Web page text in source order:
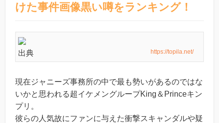
けた事件画像黒い噂をランキング！
出典 https://topila.net/
現在ジャニーズ事務所の中で最も勢いがあるのではな
いかと思われる超イケメングループKing＆Princeキン
プリ。
彼らの人気故にファンに与えた衝撃スキャンダルや疑